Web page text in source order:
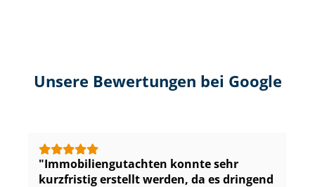
Unsere Bewertungen bei Google
Im­mo­bi­li­en­gut­ach­ten konnte sehr
kurzfristig erstellt werden, da es dringend